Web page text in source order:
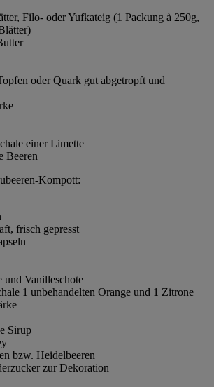
Filo- oder Yufkateig (1 Packung à 250g,
oder Quark gut abgetropft und
einer Limette
Beeren
Kompott:
frisch gepresst
und Vanilleschote
1 unbehandelten Orange und 1 Zitrone
Sirup
bzw. Heidelbeeren
zur Dekoration